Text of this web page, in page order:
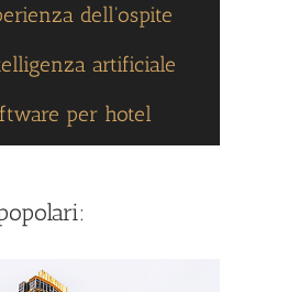
dell'ospite
artificiale
per hotel